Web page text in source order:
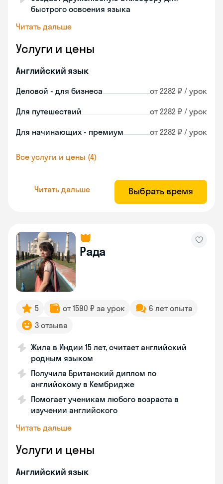
быстрого освоения языка
Читать дальше
Услуги и цены
Английский язык
Деловой - для бизнеса от 2282 ₽ / урок
Для путешествий от 2282 ₽ / урок
Для начинающих - премиум от 2282 ₽ / урок
Все услуги и цены (4)
Читать дальше Выбрать время
Рада
5 от 1590 ₽ за урок
6 лет опыта
3 отзыва
Жила в Индии 15 лет, считает английский
родным языком
Получила Британский диплом по
английскому в Кембридже
Помогает ученикам любого возраста в
изучении английского
Читать дальше
Услуги и цены
Английский язык